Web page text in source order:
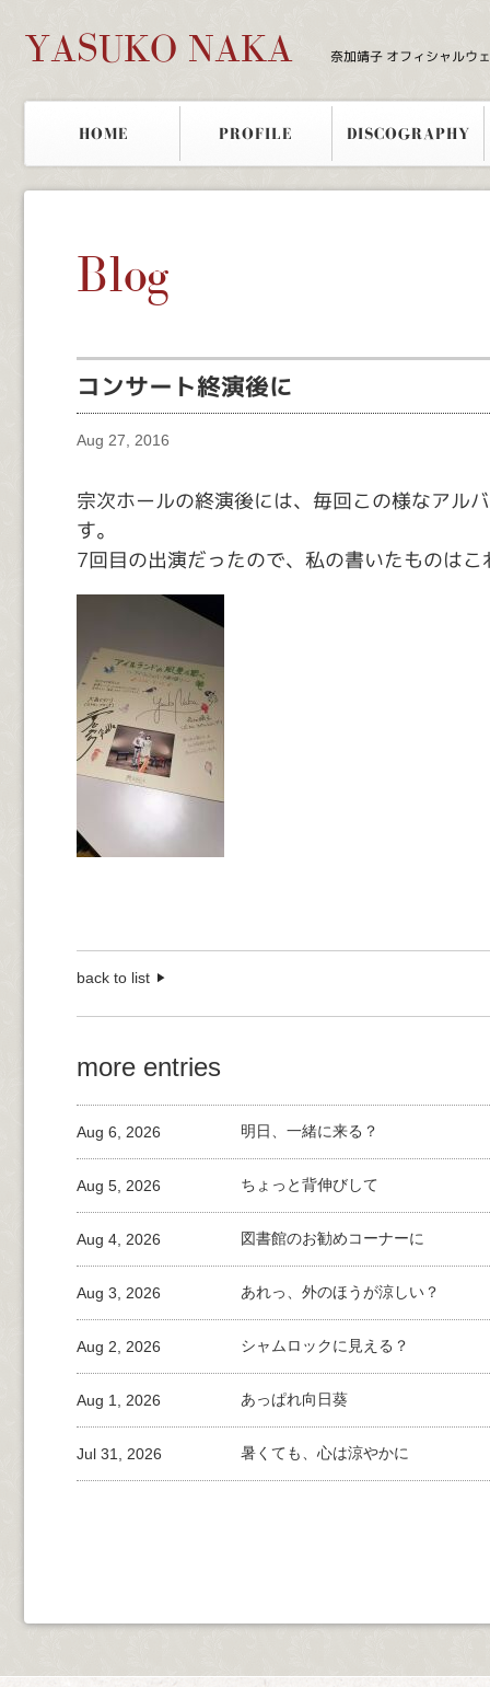
YASUKO NAKA 奈加靖子 オフィシャルウ
HOME PROFILE DISCOGRAPHY
Blog
コンサート終演後に
Aug 27, 2016
宗次ホールの終演後には、毎回この様なアル
す。
7回目の出演だったので、私の書いたものは
back to list
more entries
明日、一緒に来る？
Aug 6, 2026
ちょっと背伸びして
Aug 5, 2026
図書館のお勧めコーナーに
Aug 4, 2026
あれっ、外のほうが涼しい？
Aug 3, 2026
シャムロックに見える？
Aug 2, 2026
あっぱれ向日葵
Aug 1, 2026
暑くても、心は涼やかに
Jul 31, 2026